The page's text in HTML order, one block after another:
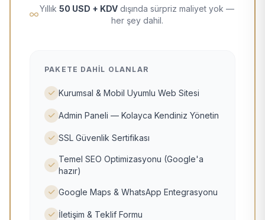
Yıllık 50 USD + KDV dışında sürpriz maliyet yok —
her şey dahil.
PAKETE DAHIL OLANLAR
Kurumsal & Mobil Uyumlu Web Sitesi
Admin Paneli — Kolayca Kendiniz Yönetin
SSL Güvenlik Sertifikası
Temel SEO Optimizasyonu (Google'a
hazır)
Google Maps & WhatsApp Entegrasyonu
İletişim & Teklif Formu